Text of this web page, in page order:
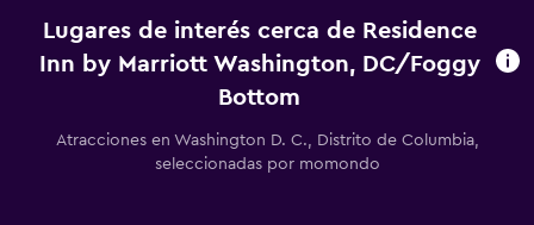
Lugares de interés cerca de Residence
Inn by Marriott Washington, DC/Foggy
Bottom
Atracciones en Washington D. C., Distrito de Columbia,
seleccionadas por momondo